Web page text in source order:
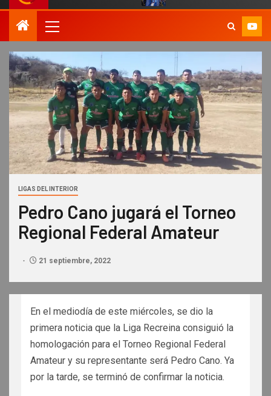
LIGAS DEL INTERIOR
Pedro Cano jugará el Torneo
Regional Federal Amateur
21 septiembre, 2022
En el mediodía de este miércoles, se dio la
primera noticia que la Liga Recreina consiguió la
homologación para el Torneo Regional Federal
Amateur y su representante será Pedro Cano. Ya
por la tarde, se terminó de confirmar la noticia.